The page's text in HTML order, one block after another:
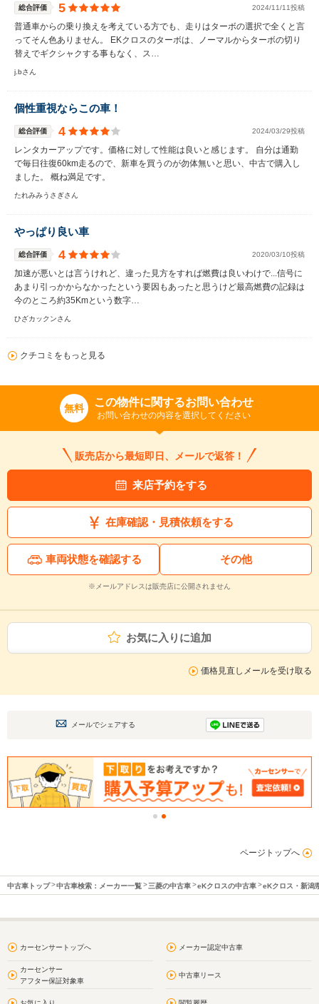
総合評価 5 2024/11/11投稿
普通車からの乗り換えを考えている方でも、走りはターボの選択で全くと言
ってそん色ありません。 EKクロスのターボは、ノーマルからターボの切り
替えでギクシャクする事もなく、ス…
j.bさん
個性重視ならこの車！
総合評価 4 2024/03/29投稿
レンタカーアップです。価格に対して性能は良いと感じます。 自分は通勤
で毎日往復60km走るので、新車を買うのが勿体無いと思い、中古で購入し
ました。 概ね満足です。
たれみみうさぎさん
やっぱり良い車
総合評価 4 2020/03/10投稿
加速が悪いとは言うけれど、違った見方をすれば燃費は良いわけで...信号に
あまり引っかからなかったという要因もあったと思うけど最高燃費の記録は
今のところ約35Kmという数字…
ひざカックンさん
クチコミをもっと見る
無料 この物件に関するお問い合わせ
お問い合わせの内容を選択してください
販売店から最短即日、メールで返答！
来店予約をする
在庫確認・見積依頼をする
車両状態を確認する その他
※メールアドレスは販売店に公開されません
お気に入りに追加
価格見直しメールを受け取る
メールでシェアする
ページトップへ
中古車トップ 中古車検索：メーカー一覧 三菱の中古車 eKクロスの中古車 eKクロス・新潟
カーセンサートップへ メーカー認定中古車
カーセンサー
アフター保証対象車
中古車リース